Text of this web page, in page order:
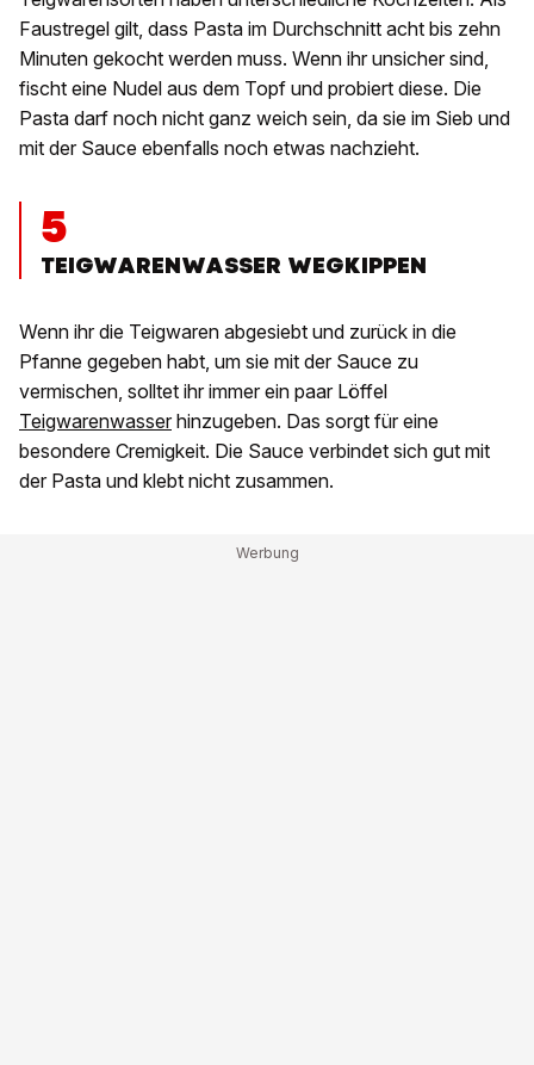
Faustregel gilt, dass Pasta im Durchschnitt acht bis zehn
Minuten gekocht werden muss. Wenn ihr unsicher sind,
fischt eine Nudel aus dem Topf und probiert diese. Die
Pasta darf noch nicht ganz weich sein, da sie im Sieb und
mit der Sauce ebenfalls noch etwas nachzieht.
5
TEIGWARENWASSER WEGKIPPEN
Wenn ihr die Teigwaren abgesiebt und zurück in die
Pfanne gegeben habt, um sie mit der Sauce zu
vermischen, solltet ihr immer ein paar Löffel
Teigwarenwasser hinzugeben. Das sorgt für eine
besondere Cremigkeit. Die Sauce verbindet sich gut mit
der Pasta und klebt nicht zusammen.